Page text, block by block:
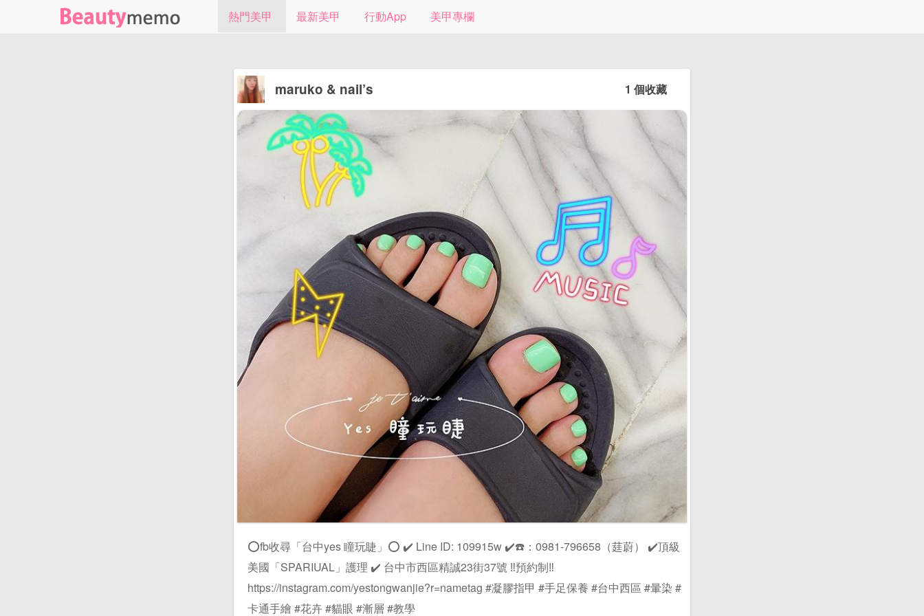
熱門美甲 最新美甲 行動App 美甲專欄
maruko & nail’s 1 個收藏
⭕️fb收尋「台中yes 瞳玩睫」⭕️ ✔️ Line ID: 109915w ✔️☎️：0981-796658（莛蔚） ✔️頂級
美國「SPARIUAL」護理 ✔️ 台中市西區精誠23街37號 ‼️預約制‼️
https://instagram.com/yestongwanjie?r=nametag #凝膠指甲 #手足保養 #台中西區 #暈染 #
卡通手繪 #花卉 #貓眼 #漸層 #教學